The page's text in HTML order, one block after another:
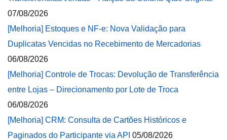
07/08/2026
[Melhoria] Estoques e NF-e: Nova Validação para
Duplicatas Vencidas no Recebimento de Mercadorias
06/08/2026
[Melhoria] Controle de Trocas: Devolução de Transferência
entre Lojas – Direcionamento por Lote de Troca
06/08/2026
[Melhoria] CRM: Consulta de Cartões Históricos e
Paginados do Participante via API 05/08/2026